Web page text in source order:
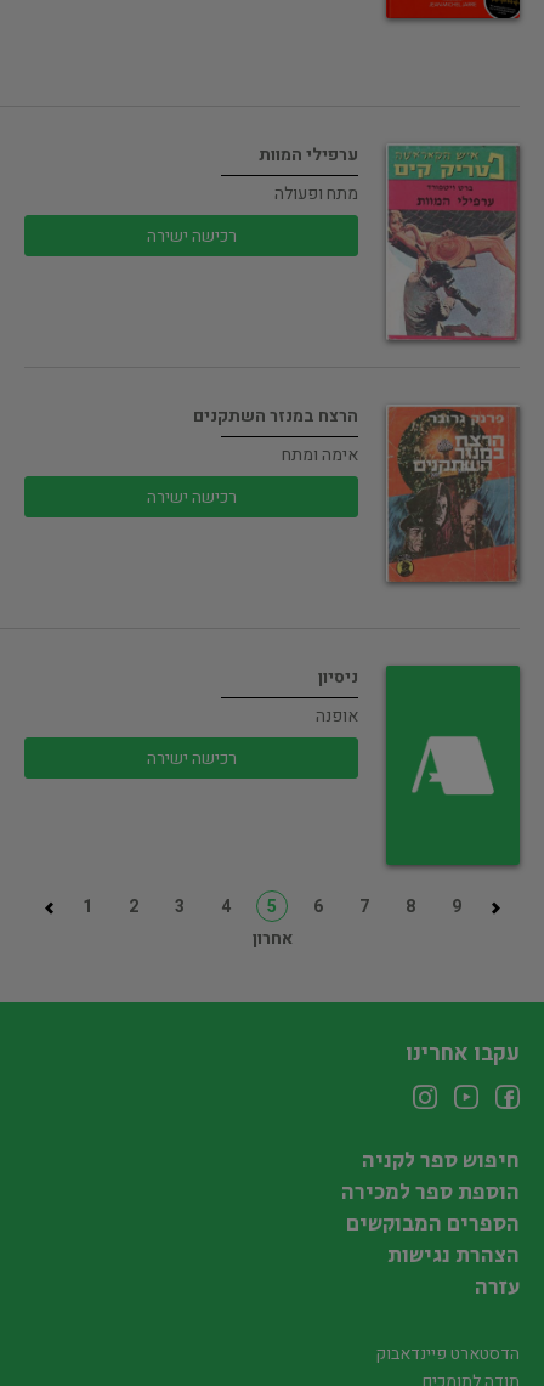
ערפילי המוות
מתח ופעולה
רכישה ישירה
הרצח במנזר השתקנים
אימה ומתח
רכישה ישירה
ניסיון
אופנה
רכישה ישירה
1 2 3 4 5 6 7 8
9
אחרון
עקבו אחרינו
חיפוש ספר לקניה
הוספת ספר למכירה
הספרים המבוקשים
הצהרת נגישות
עזרה
הדסטארט פיינדאבוק